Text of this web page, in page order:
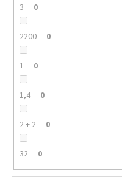
3 0
2200 0
1 0
1,4 0
2 + 2 0
32 0